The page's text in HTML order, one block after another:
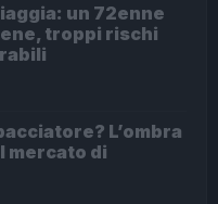
un 72enne
troppi rischi
L’ombra
mercato di